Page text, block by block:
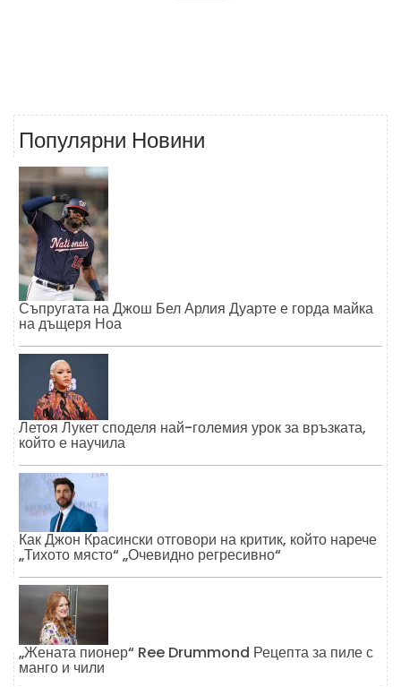
Популярни Новини
Съпругата на Джош Бел Арлия Дуарте е горда майка
на дъщеря Ноа
Летоя Лукет споделя най-големия урок за връзката,
който е научила
Как Джон Красински отговори на критик, който нарече
„Тихото място“ „Очевидно регресивно“
„Жената пионер“ Ree Drummond Рецепта за пиле с
манго и чили